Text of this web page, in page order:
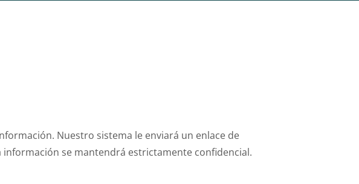
Nuestro sistema le enviará un enlace de
se mantendrá estrictamente confidencial.